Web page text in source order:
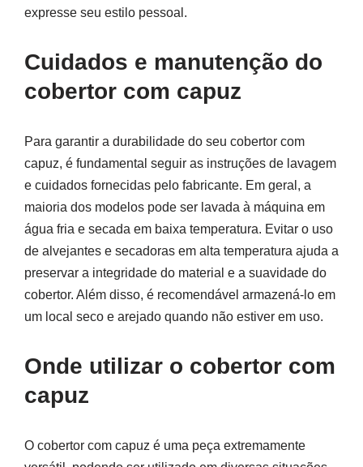
expresse seu estilo pessoal.
Cuidados e manutenção do
cobertor com capuz
Para garantir a durabilidade do seu cobertor com
capuz, é fundamental seguir as instruções de lavagem
e cuidados fornecidas pelo fabricante. Em geral, a
maioria dos modelos pode ser lavada à máquina em
água fria e secada em baixa temperatura. Evitar o uso
de alvejantes e secadoras em alta temperatura ajuda a
preservar a integridade do material e a suavidade do
cobertor. Além disso, é recomendável armazená-lo em
um local seco e arejado quando não estiver em uso.
Onde utilizar o cobertor com
capuz
O cobertor com capuz é uma peça extremamente